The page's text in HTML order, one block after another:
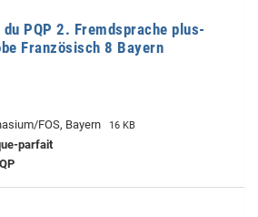
PQP 2. Fremdsprache plus-
Französisch 8 Bayern
FOS, Bayern 16 KB
parfait